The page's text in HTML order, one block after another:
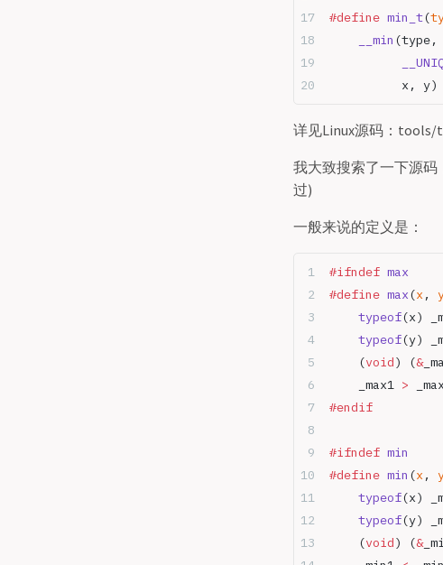
#define min_t(
	__min
	      x, y)
详见Linux源码：
我大致搜索了一下源
过)
一般来说的定义是：
#ifndef max
#define max(x ,
	typeof
(x)
	typeof
(y)
	(
void) (&
	_max1
>
#endif
#ifndef min
#define min (x ,
	typeof
(x)
	typeof
(y)
	(
void) (&